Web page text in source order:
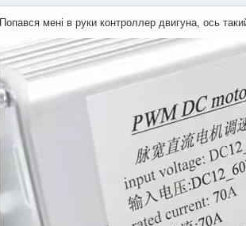
Попався мені в руки контроллер двигуна, ось